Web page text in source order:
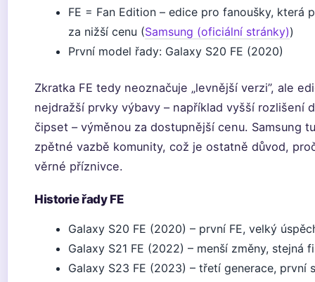
FE = Fan Edition – edice pro fanoušky, která
za nižší cenu (Samsung (oficiální stránky))
První model řady: Galaxy S20 FE (2020)
Zkratka FE tedy neoznačuje „levnější verzi”, ale
nejdražší prvky výbavy – například vyšší rozlišení
čipset – výměnou za dostupnější cenu. Samsung
zpětné vazbě komunity, což je ostatně důvod,
věrné příznivce.
Historie řady FE
Galaxy S20 FE (2020) – první FE, velký
Galaxy S21 FE (2022) – menší změny, stejná
Galaxy S23 FE (2023) – třetí generace, první